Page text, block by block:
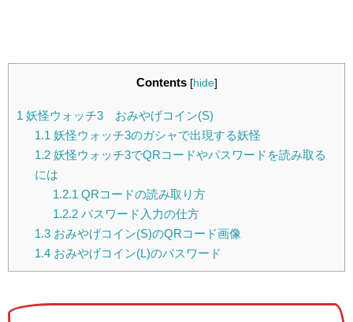
Contents [hide]
1 妖怪ウォッチ3 おみやげコイン(S)
1.1 妖怪ウォッチ3のガシャで出現する妖怪
1.2妖怪ウォッチ3でQRコードやパスワードを読み取る
には
1.2.1 QRコードの読み取り方
1.2.2パスワード入力の仕方
1.3おみやげコイン(S)のQRコード画像
1.4おみやげコイン(L)のパスワード